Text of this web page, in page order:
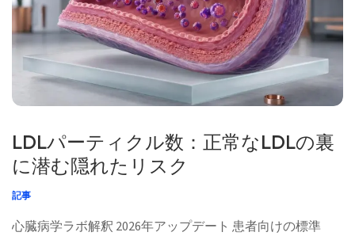
LDLパーティクル数：正常なLDLの裏
に潜む隠れたリスク
記事
心臓病学ラボ解釈 2026年アップデート 患者向けの標準